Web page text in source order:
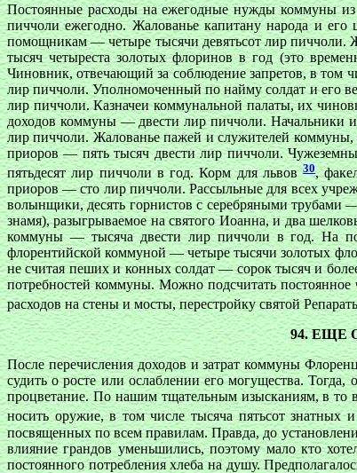
Постоянные расходы на ежегодные нужды коммуны из
пиччоли ежегодно. Жалованье капитану народа и
помощникам — четыре тысячи девятьсот лир пиччоли.
тысяч четыреста золотых флоринов в год (это
Чиновник, отвечающий за соблюдение запретов, в
лир пиччоли. Уполномоченный по найму солдат и его
лир пиччоли. Казначеи коммунальной палаты, их
доходов коммуны — двести лир пиччоли. Начальники
лир пиччоли. Жалованье пажей и служителей коммуны,
приоров — пять тысяч двести лир пиччоли.
пятьдесят лир пиччоли в год. Корм для львов30,
приоров — сто лир пиччоли. Рассыльные для всех
волынщики, десять горнистов с серебряными трубами
знамя), разыгрываемое на святого Иоанна, и два
коммуны — тысяча двести лир пиччоли в год. На
флорентийской коммуной — четыре тысячи золотых
не считая пеших и конных солдат — сорок тысяч и
потребностей коммуны. Можно подсчитать
расходов на стены и мосты, перестройку святой
94. ЕЩЕ
После перечисления доходов и затрат коммуны
судить о росте или ослаблении его могущества.
процветание. По нашим тщательным изысканиям, в то
носить оружие, в том числе тысяча пятьсот знатных
посвященных по всем правилам. Правда, до
влияние грандов уменьшились, поэтому мало кто
постоянного потребления хлеба на душу.